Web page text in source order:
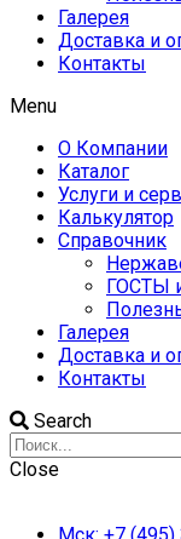
Галерея
Доставка и
Контакты
Menu
О Компании
Каталог
Услуги и
Калькулятор
Справочник
ГОСТЫ
Галерея
Доставка и
Контакты
Search
Close